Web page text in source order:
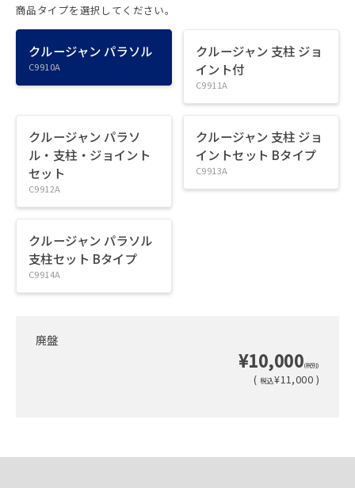
商品タイプを選択してください。
クルージャン パラソル
C9910A
クルージャン 支柱 ジョ
イント付
C9911A
クルージャン パラソ
ル・支柱・ジョイント
セット
C9912A
クルージャン 支柱 ジョ
イントセット Bタイプ
C9913A
クルージャン パラソル
支柱セット Bタイプ
C9914A
廃盤
¥10,000(税別)
(税込¥11,000 )